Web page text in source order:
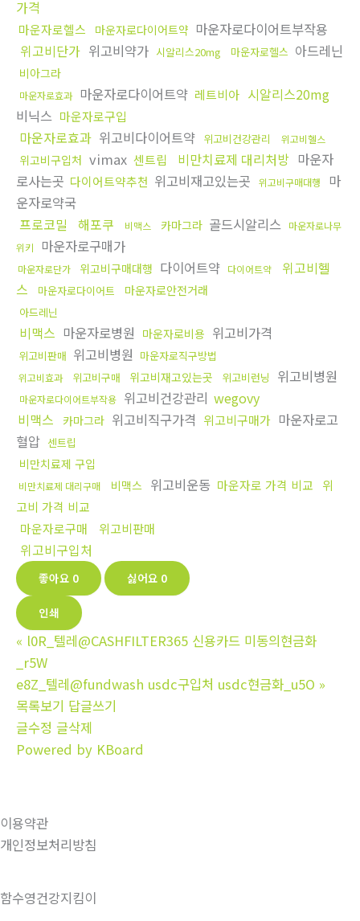
가격
마운자로헬스 마운자로다이어트약 마운자로다이어트부작용
위고비단가 위고비약가 시알리스20mg 마운자로헬스 아드레닌
비아그라
마운자로효과 마운자로다이어트약 레트비아 시알리스20mg
비닉스 마운자로구입
마운자로효과 위고비다이어트약 위고비건강관리 위고비헬스
위고비구입처 vimax 센트립 비만치료제 대리처방 마운자
로사는곳 다이어트약추천 위고비재고있는곳 위고비구매대행
마
운자로약국
프로코밀
해포쿠 비맥스 카마그라 골드시알리스 마운자로나무
위키
마운자로구매가
마운자로단가 위고비구매대행 다이어트약 다이어트약
위고비헬
스
마운자로다이어트 마운자로안전거래
아드레닌
비맥스 마운자로병원 마운자로비용 위고비가격
위고비판매 위고비병원 마운자로직구방법
위고비효과 위고비구매 위고비재고있는곳 위고비런닝 위고비병원
마운자로다이어트부작용 위고비건강관리 wegovy
비맥스
카마그라 위고비직구가격 위고비구매가 마운자로고
혈압 센트립
비만치료제 구입
비만치료제 대리구매 비맥스 위고비운동 마운자로 가격 비교
위
고비 가격 비교
마운자로구매
위고비판매
위고비구입처
좋아요 0 싫어요 0
인쇄
« l0R_텔레@CASHFILTER365 신용카드 미동의현금화
_r5W
e8Z_텔레@fundwash usdc구입처 usdc현금화_u5O »
목록보기 답글쓰기
글수정 글삭제
Powered by KBoard
이용약관
개인정보처리방침
함수영건강지킴이